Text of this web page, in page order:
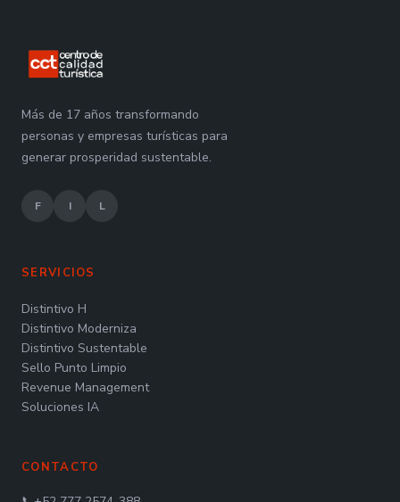
Más de 17 años transformando
personas y empresas turísticas para
generar prosperidad sustentable.
F I L
SERVICIOS
Distintivo H
Distintivo Moderniza
Distintivo Sustentable
Sello Punto Limpio
Revenue Management
Soluciones IA
CONTACTO